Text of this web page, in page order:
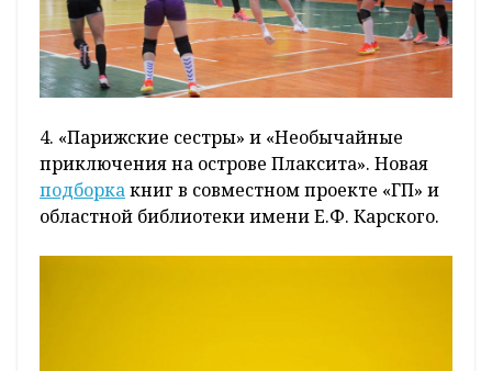
4. «Парижские сестры» и «Необычайные
приключения на острове Плаксита». Новая
подборкакниг в совместном проекте «ГП» и
областной библиотеки имени Е.Ф. Карского.